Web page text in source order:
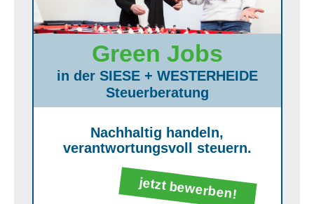
Green Jobs
in der SIESE + WESTERHEIDE
Steuerberatung
Nachhaltig handeln,
verantwortungsvoll steuern.
jetzt bewerben!